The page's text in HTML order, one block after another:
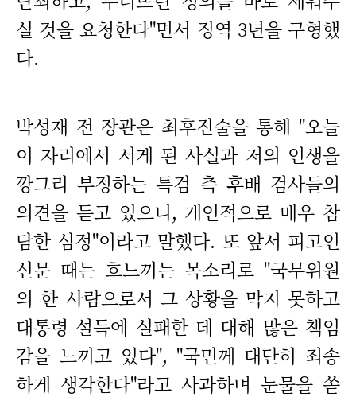
실 것을 요청한다"면서 징역 3년을 구형했
다.
박성재 전 장관은 최후진술을 통해 "오늘
이 자리에서 서게 된 사실과 저의 인생을
깡그리 부정하는 특검 측 후배 검사들의
의견을 듣고 있으니, 개인적으로 매우 참
담한 심정"이라고 말했다. 또 앞서 피고인
신문 때는 흐느끼는 목소리로 "국무위원
의 한 사람으로서 그 상황을 막지 못하고
대통령 설득에 실패한 데 대해 많은 책임
감을 느끼고 있다", "국민께 대단히 죄송
하게 생각한다"라고 사과하며 눈물을 쏟